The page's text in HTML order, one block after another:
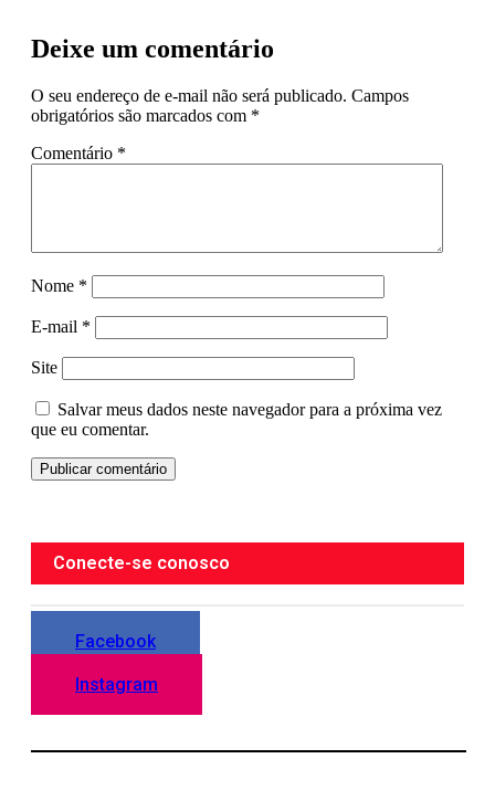
Deixe um comentário
O seu endereço de e-mail não será publicado. Campos
obrigatórios são marcados com *
Comentário *
Nome *
E-mail *
Site
Salvar meus dados neste navegador para a próxima vez
que eu comentar.
Conecte-se conosco
Facebook
Instagram